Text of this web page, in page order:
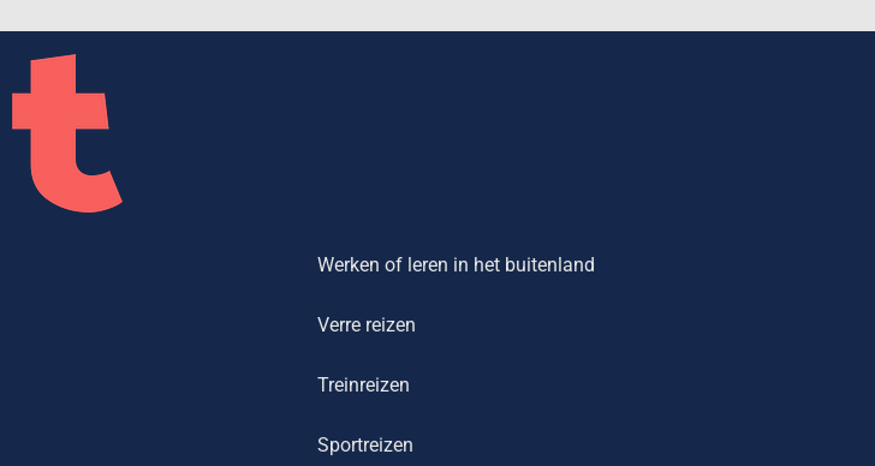
Werken of leren in het buitenland
Verre reizen
Treinreizen
Sportreizen